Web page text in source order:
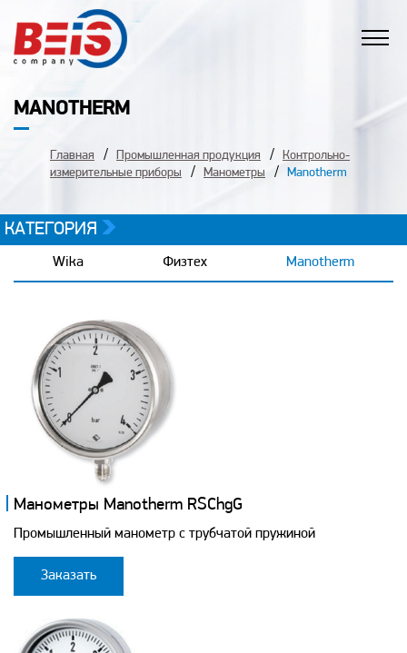
MANOTHERM
Главная Промышленная продукция
Контрольно-
измерительные приборы
Манометры Manotherm
КАТЕГОРИЯ
Wika Физтех Manotherm
Манометры Manotherm RSChgG
Промышленный манометр с трубчатой пружиной
Заказать